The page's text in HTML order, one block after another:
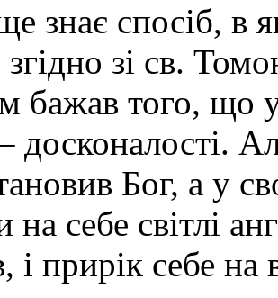
знає спосіб, в
зі св.
бажав того, що
досконалості.
Бог, а у
на себе світлі
і прирік себе на